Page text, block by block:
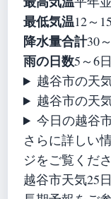
最低気温12～
降水量合計30
雨の日数5～6日
越谷市の天
越谷市の天
今日の越谷
さらに詳しい
ジをご覧くださ
越谷市天気25